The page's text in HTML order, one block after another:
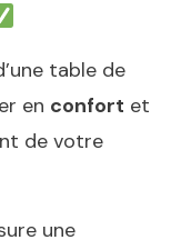
table de
en confort et
de votre
une